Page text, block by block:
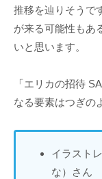
推移を辿りそうで
が来る可能性もあ
いと思います。
「エリカの招待
なる要素はつぎの
イラスト
な）さん